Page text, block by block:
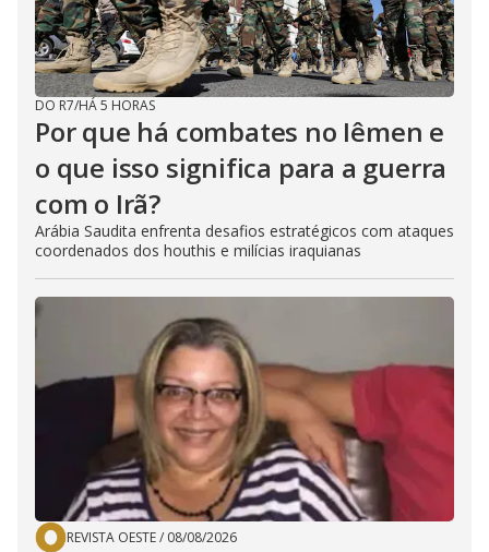
DO R7/HÁ 5 HORAS
Por que há combates no Iêmen e
o que isso significa para a guerra
com o Irã?
Arábia Saudita enfrenta desafios estratégicos com ataques
coordenados dos houthis e milícias iraquianas
REVISTA OESTE/ 08/08/2026